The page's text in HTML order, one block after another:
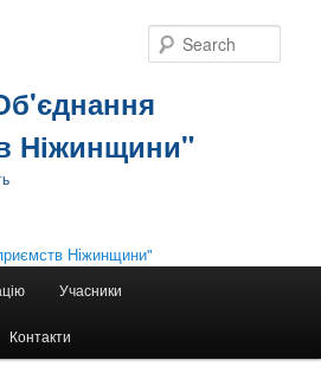
Ніжинщини"
Учасники
Контакти